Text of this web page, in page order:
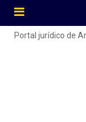
Portal jurídico de